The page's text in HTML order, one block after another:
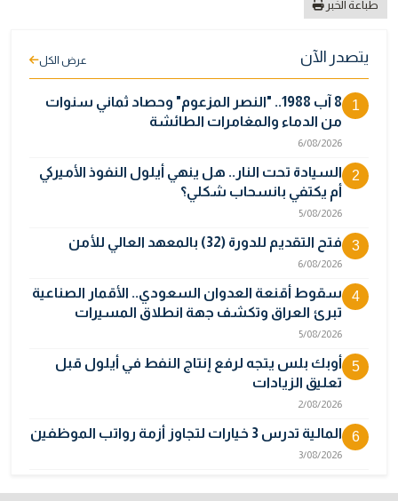
طباعة الخبر
يتصدر الآن عرض الكل
1
8 آب 1988.. "النصر المزعوم" وحصاد ثماني سنوات
من الدماء والمغامرات الطائشة
6/08/2026
2
السيادة تحت النار.. هل ينهي أيلول النفوذ الأميركي
أم يكتفي بانسحاب شكلي؟
5/08/2026
3 فتح التقديم للدورة (32) بالمعهد العالي للأمن
6/08/2026
4
سقوط أقنعة العدوان السعودي.. الأقمار الصناعية
تبرئ العراق وتكشف جهة انطلاق المسيرات
5/08/2026
5
أوبك بلس يتجه لرفع إنتاج النفط في أيلول قبل
تعليق الزيادات
2/08/2026
6 المالية تدرس 3 خيارات لتجاوز أزمة رواتب الموظفين
3/08/2026